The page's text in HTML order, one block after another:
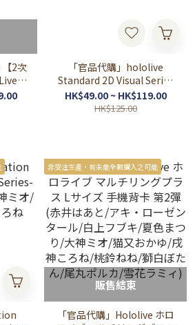
2次
ッ
「官品代購」hololive
Standard 2D Visual Series
周邊
HK$49.00 ~ HK$119.00
HK$125.00
非受注生產，有未能全數購入之可能
販售結束
「官品代購」Hololive ホロ